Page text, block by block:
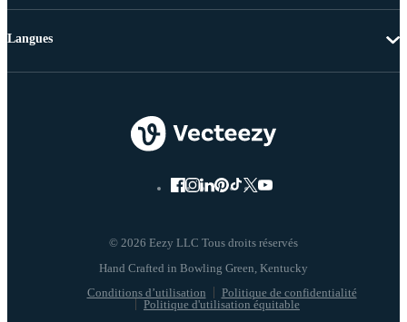
© 2026 Eezy LLC Tous droits réservés
Conditions d’utilisation
Politique de confidentialité
Politique d'utilisation équitable
Langues